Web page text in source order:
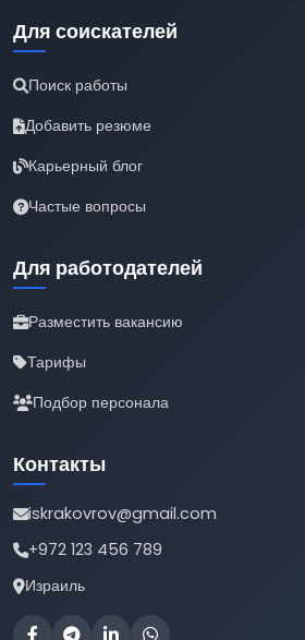
Для соискателей
Поиск работы
Добавить резюме
Карьерный блог
Частые вопросы
Для работодателей
Разместить вакансию
Тарифы
Подбор персонала
Контакты
iskrakovrov@gmail.com
+972 123 456 789
Израиль